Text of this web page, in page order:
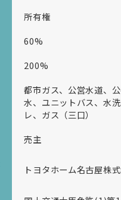
所有権
60%
200%
都市ガス、公営水道、
水、ユニットバス、水
レ、ガス（三口）
売主
トヨタホーム名古屋株